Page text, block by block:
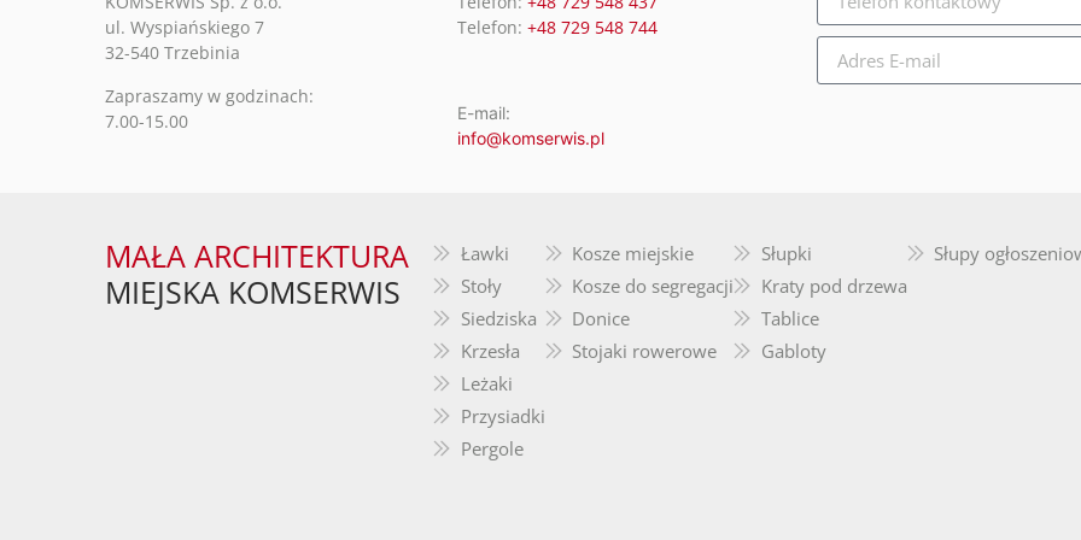
ul. Wyspiańskiego 7
32-540 Trzebinia
Zapraszamy w godzinach:
7.00-15.00
Telefon: +48 729 548 744
E-mail:
info@komserwis.pl
MAŁA ARCHITEKTURA
MIEJSKA KOMSERWIS
Ławki
Stoły
Siedziska
Krzesła
Leżaki
Przysiadki
Pergole
Kosze miejskie
Kosze do segregacji
Donice
Stojaki rowerowe
Słupki
Kraty pod drzewa
Tablice
Gabloty
Słupy